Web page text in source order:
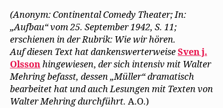
(Anonym: Continental Comedy Theater; In:
„Aufbau“ vom 25. September 1942, S. 11;
erschienen in der Rubrik: Wie wir hören.
Auf diesen Text hat dankenswerterweiseSven j.
Olssonhingewiesen, der sich intensiv mit Walter
Mehring befasst, dessen „Müller“ dramatisch
bearbeitet hat und auch Lesungen mit Texten von
Walter Mehring durchführt. A.O.)